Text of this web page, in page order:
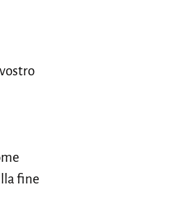
fine